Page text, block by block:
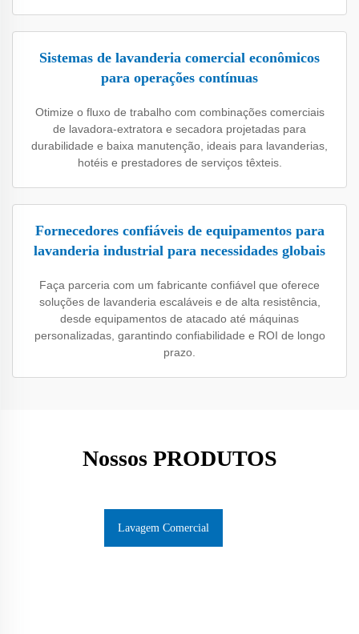
Sistemas de lavanderia comercial econômicos
para operações contínuas
Otimize o fluxo de trabalho com combinações comerciais
de lavadora-extratora e secadora projetadas para
durabilidade e baixa manutenção, ideais para lavanderias,
hotéis e prestadores de serviços têxteis.
Fornecedores confiáveis de equipamentos para
lavanderia industrial para necessidades globais
Faça parceria com um fabricante confiável que oferece
soluções de lavanderia escaláveis e de alta resistência,
desde equipamentos de atacado até máquinas
personalizadas, garantindo confiabilidade e ROI de longo
prazo.
Nossos PRODUTOS
Lavagem Comercial